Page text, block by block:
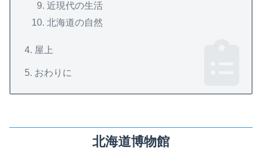
近現代の生活
北海道の自然
屋上
おわりに
北海道博物館